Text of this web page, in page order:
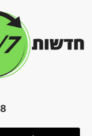
8 באוגוסט 2026 4:43